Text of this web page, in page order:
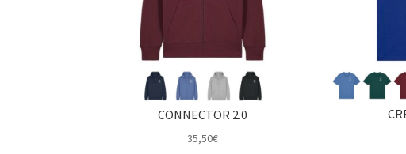
CONNECTOR 2.0
35,50€